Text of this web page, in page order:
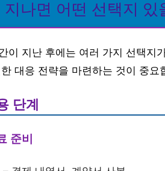
지나면 어떤 선택지 있
이 지난 후에는 여러 가지 선택지
대응 전략을 마련하는 것이 중요
단계
준비